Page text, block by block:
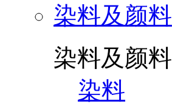
染料及颜料
染料及颜料
染料